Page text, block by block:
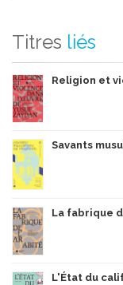
Titres liés
Religion et
Savants
La fabrique
L'État du